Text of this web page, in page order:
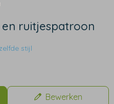
ruitjespatroon
stijl
Bewerken